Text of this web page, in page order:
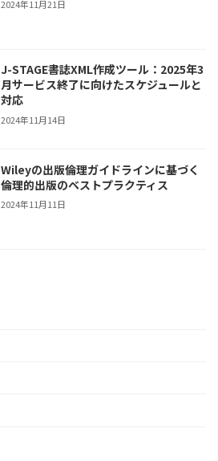
2024年11月21日
J-STAGE書誌XML作成ツール：2025年3
月サービス終了に向けたスケジュールと
対応
2024年11月14日
Wileyの出版倫理ガイドラインに基づく
倫理的出版のベストプラクティス
2024年11月11日